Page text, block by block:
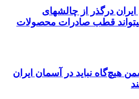
درگذر از چالشهای
قطب صادرات محصولات
هیچ‌گاه نباید در آسمان ایران